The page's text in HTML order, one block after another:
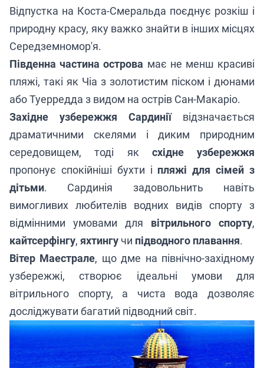
Відпустка на Коста-Смеральда поєднує розкіш і
природну красу, яку важко знайти в інших місцях
Середземномор'я.
Південна частина острова має не менш красиві
пляжі, такі як Чіа з золотистим піском і дюнами
або Туерредда з видом на острів Сан-Макаріо.
Західне узбережжя Сардиніївідзначається
драматичними скелями і диким природним
середовищем, тоді як східне узбережжя
пропонує спокійніші бухти і пляжі для сімей з
дітьми. Сардинія задовольнить навіть
вимогливих любителів водних видів спорту з
відмінними умовами для вітрильного спорту,
кайтсерфінгу, яхтингу чи підводного плавання.
Вітер Маестрале, що дме на північно-західному
узбережжі, створює ідеальні умови для
вітрильного спорту, а чиста вода дозволяє
досліджувати багатий підводний світ.